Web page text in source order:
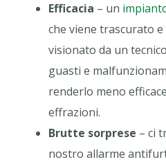
Efficacia – un
che viene trascurato
visionato da un
guasti e
renderlo meno
effrazioni.
Brutte sorprese – ci
nostro allarme